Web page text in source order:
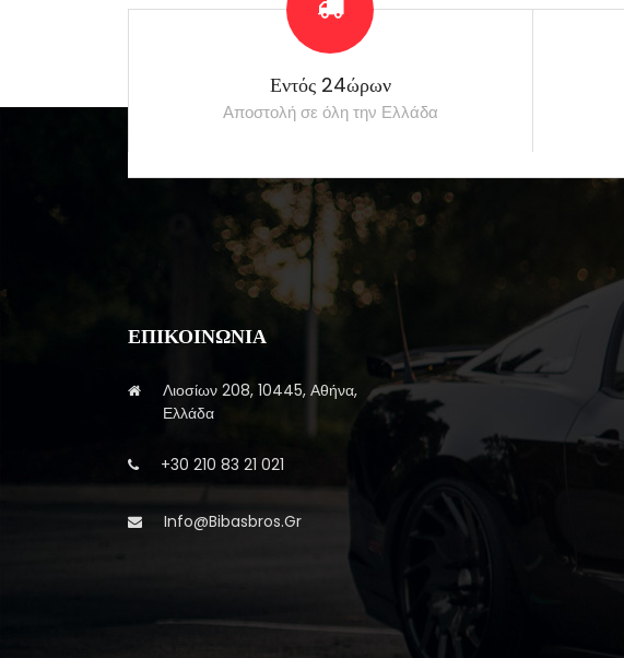
Εντός 24ώρων
Αποστολή σε όλη την Ελλάδα
ΕΠΙΚΟΙΝΩΝΊΑ
Λιοσίων 208, 10445, Αθήνα,
Ελλάδα
+30 210 83 21 021
Info@bibasbros.gr